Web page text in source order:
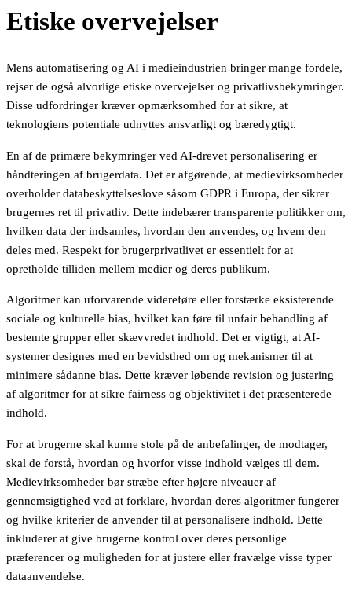
Etiske overvejelser
Mens automatisering og AI i medieindustrien bringer mange fordele,
rejser de også alvorlige etiske overvejelser og privatlivsbekymringer.
Disse udfordringer kræver opmærksomhed for at sikre, at
teknologiens potentiale udnyttes ansvarligt og bæredygtigt.
En af de primære bekymringer ved AI-drevet personalisering er
håndteringen af brugerdata. Det er afgørende, at medievirksomheder
overholder databeskyttelseslove såsom GDPR i Europa, der sikrer
brugernes ret til privatliv. Dette indebærer transparente politikker om,
hvilken data der indsamles, hvordan den anvendes, og hvem den
deles med. Respekt for brugerprivatlivet er essentielt for at
opretholde tilliden mellem medier og deres publikum.
Algoritmer kan uforvarende videreføre eller forstærke eksisterende
sociale og kulturelle bias, hvilket kan føre til unfair behandling af
bestemte grupper eller skævvredet indhold. Det er vigtigt, at AI-
systemer designes med en bevidsthed om og mekanismer til at
minimere sådanne bias. Dette kræver løbende revision og justering
af algoritmer for at sikre fairness og objektivitet i det præsenterede
indhold.
For at brugerne skal kunne stole på de anbefalinger, de modtager,
skal de forstå, hvordan og hvorfor visse indhold vælges til dem.
Medievirksomheder bør stræbe efter højere niveauer af
gennemsigtighed ved at forklare, hvordan deres algoritmer fungerer
og hvilke kriterier de anvender til at personalisere indhold. Dette
inkluderer at give brugerne kontrol over deres personlige
præferencer og muligheden for at justere eller fravælge visse typer
dataanvendelse.